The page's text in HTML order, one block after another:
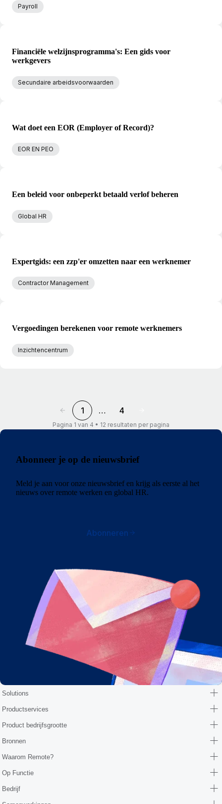
Payroll
Financiële welzijnsprogramma's: Een gids voor
werkgevers
Secundaire arbeidsvoorwaarden
Wat doet een EOR (Employer of Record)?
EOR EN PEO
Een beleid voor onbeperkt betaald verlof beheren
Global HR
Expertgids: een zzp'er omzetten naar een werknemer
Contractor Management
Vergoedingen berekenen voor remote werknemers
Inzichtencentrum
1 … 4
Pagina 1 van 4 • 12 resultaten per pagina
Abonneer je op de nieuwsbrief
Meld je aan voor onze nieuwsbrief en krijg als eerste al het
nieuws over remote werken en global HR.
Abonneren
Solutions
Productservices
Product bedrijfsgrootte
Bronnen
Waarom Remote?
Op Functie
Bedrijf